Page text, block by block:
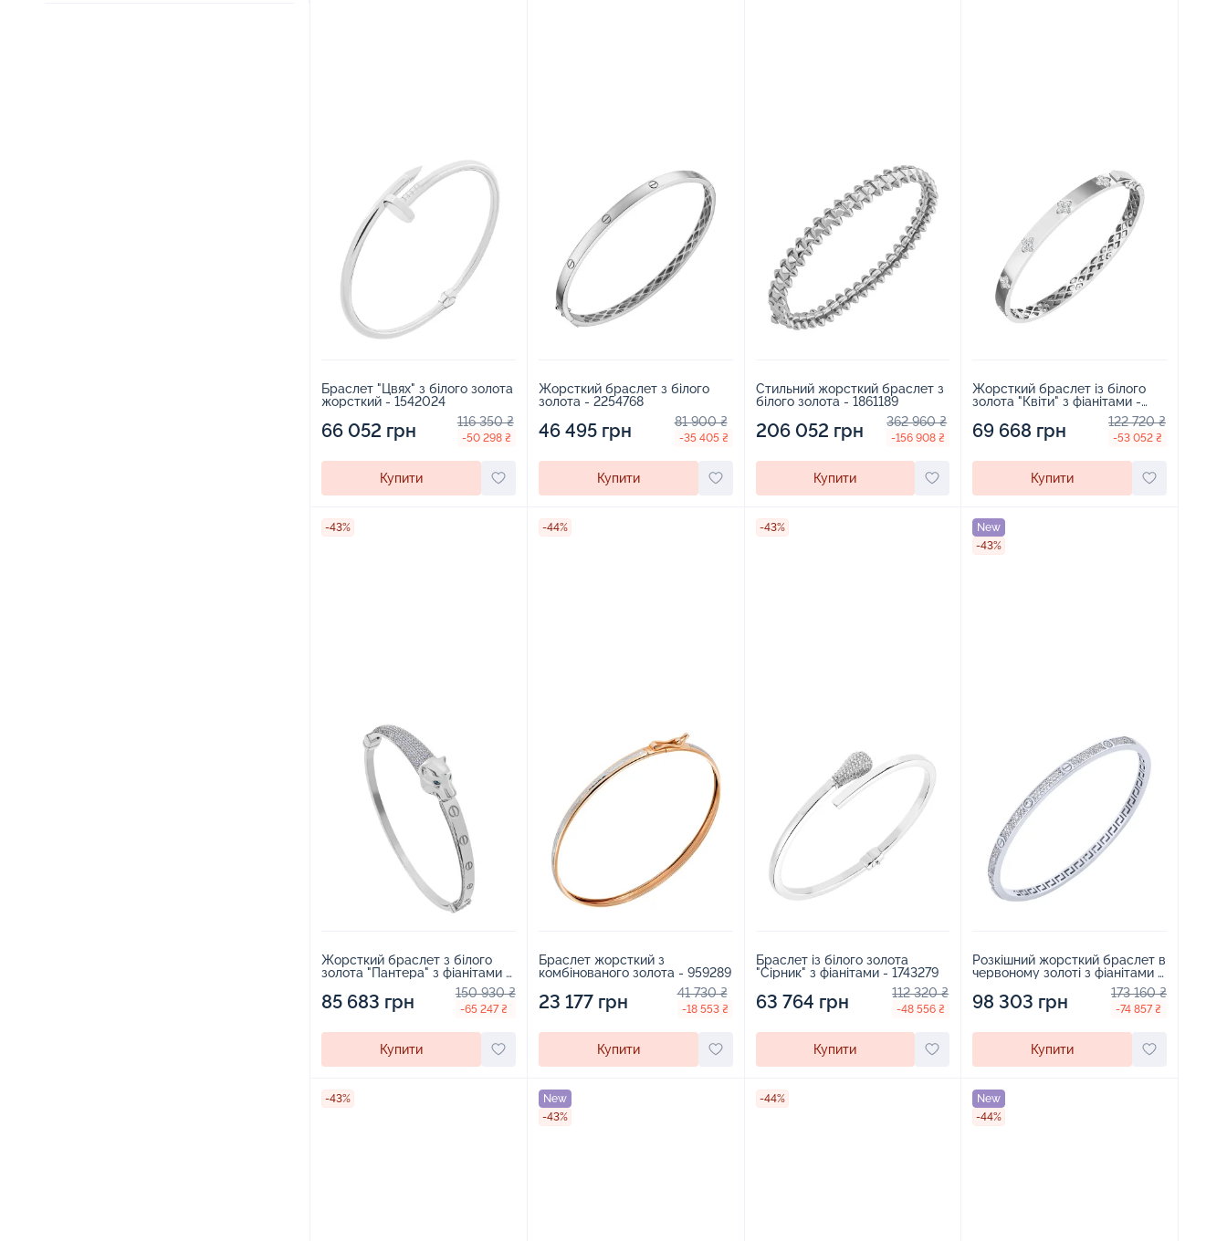
Браслет "Цвях" з білого золота
жорсткий - 1542024
66 052 грн 116 350 ₴
-50 298 ₴
Купити
Жорсткий браслет з білого
золота - 2254768
46 495 грн 81 900 ₴
-35 405 ₴
Купити
Стильний жорсткий браслет з
білого золота - 1861189
206 052 грн 362 960 ₴
-156 908 ₴
Купити
Жорсткий браслет із білого
золота "Квіти" з фіанітами -
69 668 грн 122 720 ₴
-53 052 ₴
Купити
-43%
Жорсткий браслет з білого
золота "Пантера" з фіанітами -
85 683 грн 150 930 ₴
-65 247 ₴
Купити
-44%
Браслет жорсткий з
комбінованого золота - 959289
23 177 грн 41 730 ₴
-18 553 ₴
Купити
-43%
Браслет із білого золота
"Сірник" з фіанітами - 1743279
63 764 грн 112 320 ₴
-48 556 ₴
Купити
New
-43%
Розкішний жорсткий браслет в
червоному золоті з фіанітами -
98 303 грн 173 160 ₴
-74 857 ₴
Купити
-43%
New
-43%
-44%
New
-44%